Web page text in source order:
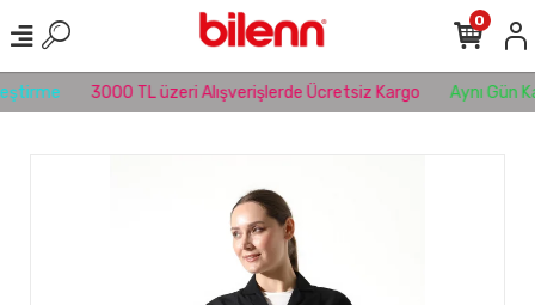
3000 TL üzeri Alışverişlerde Ücretsiz Kargo Aynı Gün
0